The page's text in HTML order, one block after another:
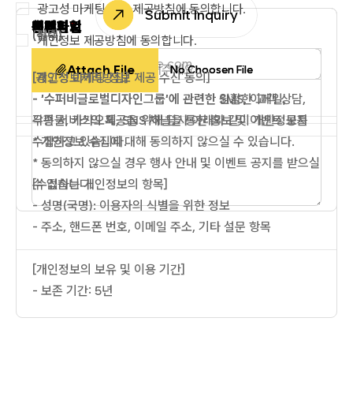
문의경로
업체명*
연락처*
이메일*
홈페이지
지원사업
예산
문의사항
첨부파일
Attach File No Choosen File
첨부파일
Attach File No Choosen File
(필수)
[개인정보처리방침]
- ‘수퍼비글로벌디자인그룹’에 관련한 원활한 고객 상담,
각종 서비스의 제공을 위해 당사 아래와 같이 개인정보를
수집하고 있습니다.
[수집하는 개인정보의 항목]
- 성명(국명): 이용자의 식별을 위한 정보
- 주소, 핸드폰 번호, 이메일 주소, 기타 설문 항목
[개인정보의 보유 및 이용 기간]
- 보존 기간: 5년
(선택)
[광고성 마케팅 정보 제공 수신 동의]
- '수퍼비글로벌디자인그룹'에 관련한 SMS, 이메일,
우편물, 카카오톡, SNS 채널을 통한 홍보 및 이벤트 공지
* 개인정보 수집에 대해 동의하지 않으실 수 있습니다.
* 동의하지 않으실 경우 행사 안내 및 이벤트 공지를 받으실
수 없습니다.
개인정보 제공방침에 동의합니다.
광고성 마케팅 정보 제공방침에 동의합니다.
Submit Inquiry